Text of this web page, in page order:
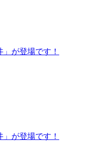
が登場です！
が登場です！